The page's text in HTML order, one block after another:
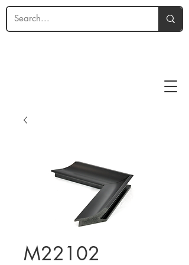
M22102